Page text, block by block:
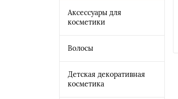
Аксессуары для
косметики
Волосы
Детская декоративная
косметика